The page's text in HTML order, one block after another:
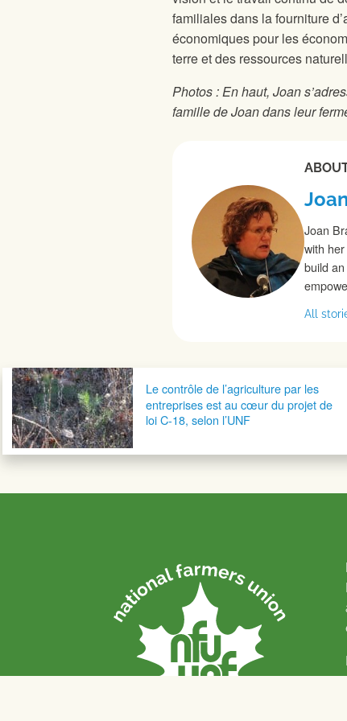
familiales dans la fourniture
économiques pour les
terre et des ressources
Photos : En haut, Joan
famille de Joan dans leur
Joan
with
build
All
Navigation postaleLe contrôle de l’agriculture par les
entreprises est au cœur du projet de
loi C-18, selon l’UNF